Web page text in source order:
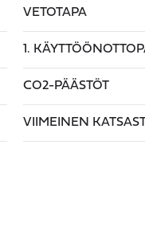
VETOTAPA
1.
CO2-PÄÄSTÖT
VIIMEINEN